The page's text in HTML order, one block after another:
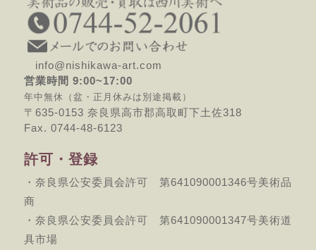
info@nishikawa-art.com
営業時間 9:00~17:00
年中無休（盆・正月休みは別途掲載）
〒635-0153 奈良県高市郡高取町下土佐318
Fax. 0744-48-6123
許可・登録
・奈良県公安委員会許可 第641090001346号美術品
商
・奈良県公安委員会許可 第641090001347号美術道
具市場